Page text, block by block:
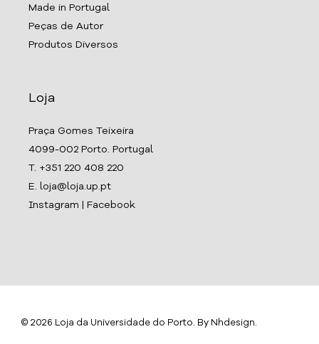
Made in Portugal
Peças de Autor
Produtos Diversos
Loja
Praça Gomes Teixeira
4099-002 Porto. Portugal
T. +351 220 408 220
E. loja@loja.up.pt
Instagram
Facebook
© 2026 Loja da Universidade do Porto. By Nhdesign.